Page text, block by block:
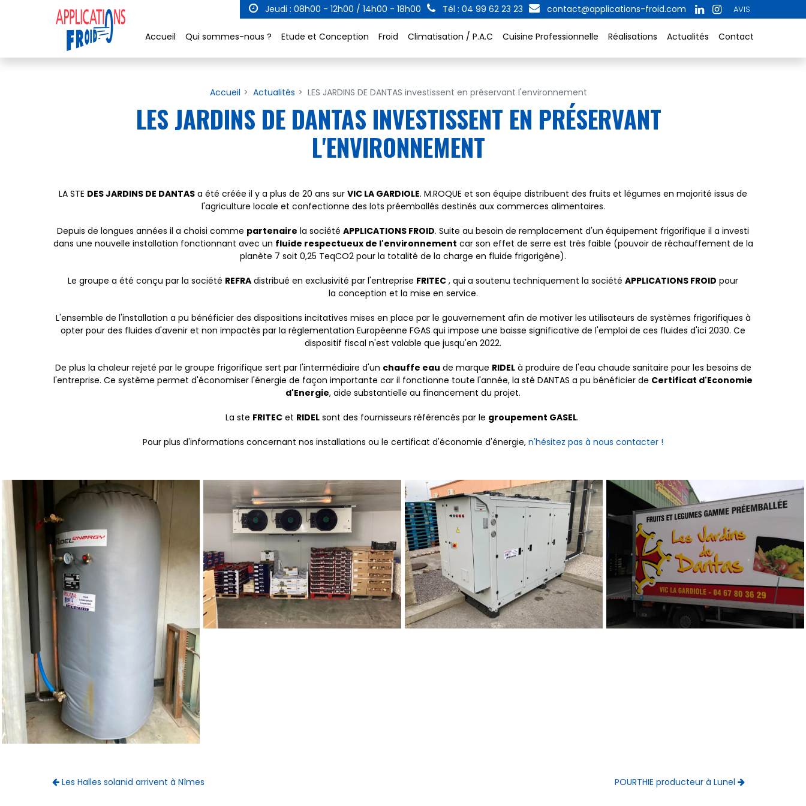
Jeudi : 08h00 - 12h00 / 14h00 - 18h00 Tél : 04 99 62 23 23 contact@applications-froid.com AVIS
Accueil Qui sommes-nous ? Etude et Conception Froid Climatisation / P.A.C Cuisine Professionnelle Réalisations Actualités Contact
Accueil Actualités LES JARDINS DE DANTAS investissent en préservant l'environnement
LES JARDINS DE DANTAS INVESTISSENT EN PRÉSERVANT
L'ENVIRONNEMENT
LA STE DES JARDINS DE DANTAS a été créée il y a plus de 20 ans sur VIC LA GARDIOLE. M.ROQUE et son équipe distribuent des fruits et légumes en majorité issus de
l'agriculture locale et confectionne des lots préemballés destinés aux commerces alimentaires.
Depuis de longues années il a choisi comme partenaire la société APPLICATIONS FROID. Suite au besoin de remplacement d'un équipement frigorifique il a investi
dans une nouvelle installation fonctionnant avec un fluide respectueux de l'environnement car son effet de serre est très faible (pouvoir de réchauffement de la
planète 7 soit 0,25 TeqCO2 pour la totalité de la charge en fluide frigorigène).
Le groupe a été conçu par la société REFRA distribué en exclusivité par l'entreprise FRITEC , qui a soutenu techniquement la société APPLICATIONS FROID pour
la conception et la mise en service.
L'ensemble de l'installation a pu bénéficier des dispositions incitatives mises en place par le gouvernement afin de motiver les utilisateurs de systèmes frigorifiques à
opter pour des fluides d'avenir et non impactés par la réglementation Européenne FGAS qui impose une baisse significative de l'emploi de ces fluides d'ici 2030. Ce
dispositif fiscal n'est valable que jusqu'en 2022.
De plus la chaleur rejeté par le groupe frigorifique sert par l'intermédiaire d'un chauffe eau de marque RIDELà produire de l'eau chaude sanitaire pour les besoins de
l'entreprise. Ce système permet d'économiser l'énergie de façon importante car il fonctionne toute l'année, la sté DANTAS a pu bénéficier de Certificat d'Economie
d'Energie, aide substantielle au financement du projet.
La ste FRITECet RIDELsont des fournisseurs référencés par le groupement GASEL.
Pour plus d'informations concernant nos installations ou le certificat d'économie d'énergie, n'hésitez pas à nous contacter !
Les Halles solanid arrivent à Nîmes POURTHIE producteur à Lunel
Panneau de gestion des cookies